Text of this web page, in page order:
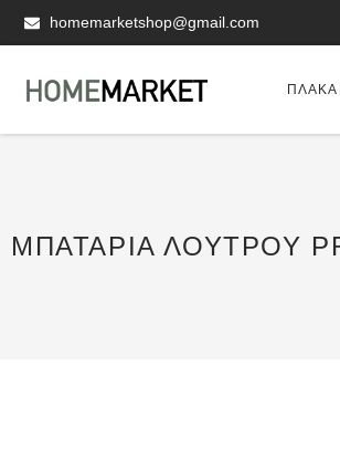
homemarketshop@gmail.com
ΜΠΑΤΑΡΊΑ ΛΟΥΤΡΟΎ